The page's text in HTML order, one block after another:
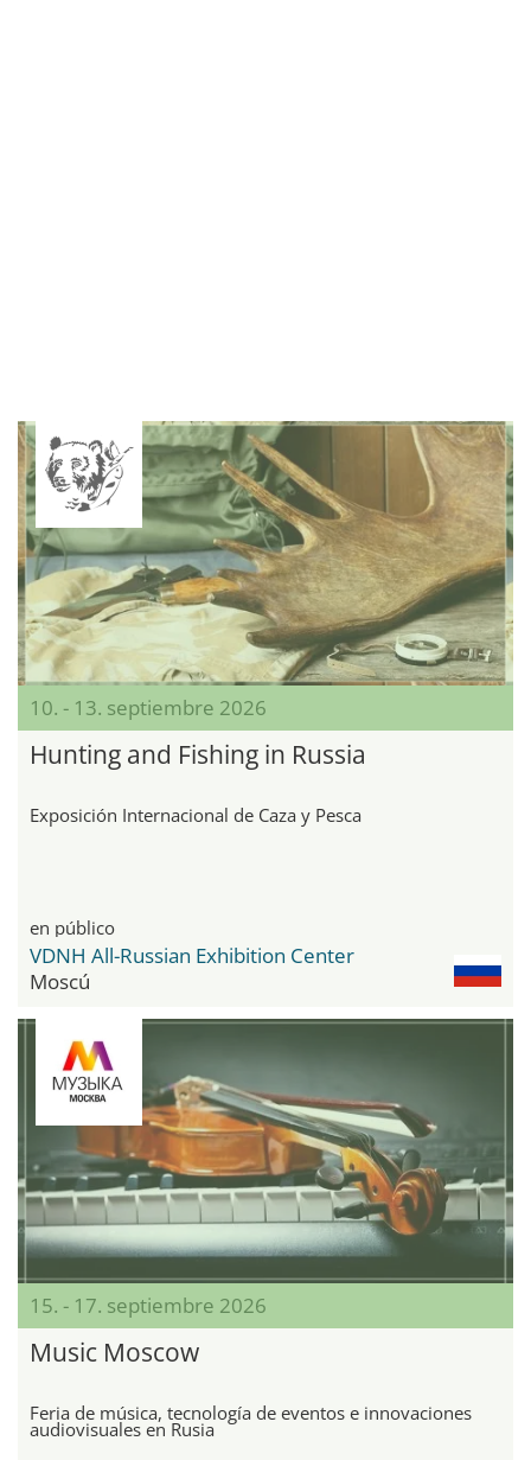
10. - 13. septiembre 2026
Hunting and Fishing in Russia
Exposición Internacional de Caza y Pesca
en público
VDNH All-Russian Exhibition Center
Moscú
15. - 17. septiembre 2026
Music Moscow
Feria de música, tecnología de eventos e innovaciones
audiovisuales en Rusia